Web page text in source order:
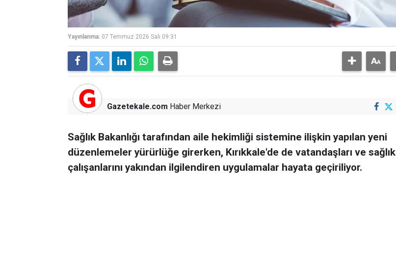
Yayınlanma: 07 Temmuz 2026 Salı 09:31
Gazetekale.com Haber Merkezi
Sağlık Bakanlığı tarafından aile hekimliği sistemine ilişkin yapılan yeni
düzenlemeler yürürlüğe girerken, Kırıkkale'de de vatandaşları ve sağlık
çalışanlarını yakından ilgilendiren uygulamalar hayata geçiriliyor.